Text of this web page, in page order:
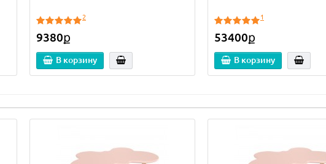
2
9380ք
В корзину
1
53400ք
В корзину